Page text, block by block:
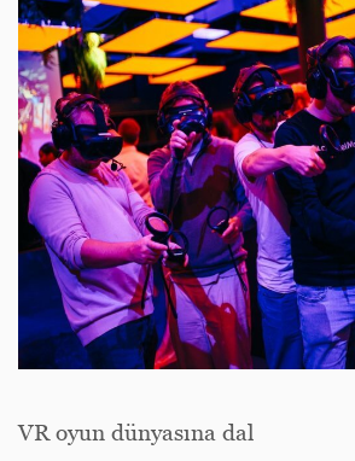
VR oyun dünyasına dal